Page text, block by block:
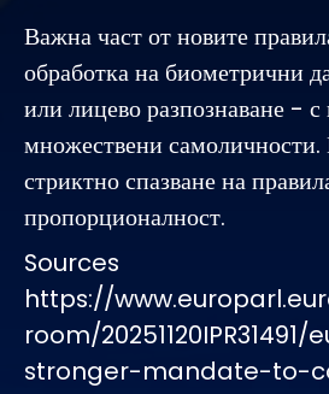
Важна част от новите
обработка на биометрични
или лицево разпознаване -
множествени самоличности.
стриктно спазване на
пропорционалност.
Sources
https://
room/
stronger-mandate-to-